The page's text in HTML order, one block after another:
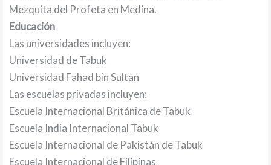
Mezquita del Profeta en Medina.
Educación
Las universidades incluyen:
Universidad de Tabuk
Universidad Fahad bin Sultan
Las escuelas privadas incluyen:
Escuela Internacional Británica de Tabuk
Escuela India Internacional Tabuk
Escuela Internacional de Pakistán de Tabuk
Escuela Internacional de Filipinas